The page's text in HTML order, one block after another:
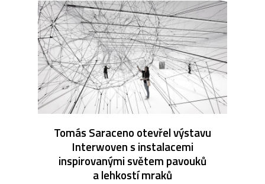
Tomás Saraceno otevřel výstavu
Interwoven s instalacemi
inspirovanými světem pavouků
a lehkostí mraků